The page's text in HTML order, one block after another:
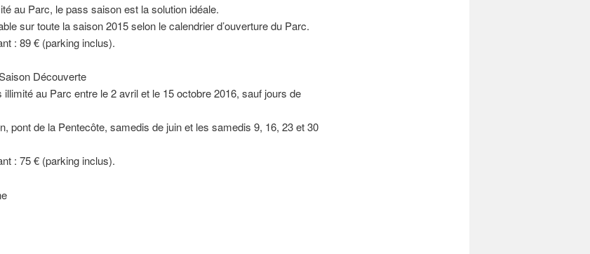
au Parc, le pass saison est la solution idéale.
sur toute la saison 2015 selon le calendrier d’ouverture du Parc.
: 89 € (parking inclus).
Découverte
illimité au Parc entre le 2 avril et le 15 octobre 2016, sauf jours de
pont de la Pentecôte, samedis de juin et les samedis 9, 16, 23 et 30
: 75 € (parking inclus).